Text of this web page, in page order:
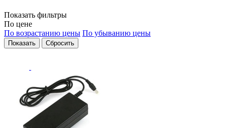
Показать фильтры
По цене
По возрастанию цены По убыванию цены